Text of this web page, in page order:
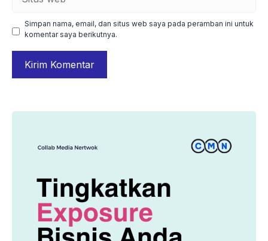
Simpan nama, email, dan situs web saya pada peramban ini untuk
komentar saya berikutnya.